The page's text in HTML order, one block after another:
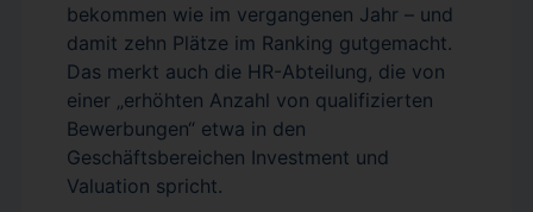
bekommen wie im vergangenen Jahr – und
damit zehn Plätze im Ranking gutgemacht.
Das merkt auch die HR-Abteilung, die von
einer „erhöhten Anzahl von qualifizierten
Bewerbungen“ etwa in den
Geschäftsbereichen Investment und
Valuation spricht.